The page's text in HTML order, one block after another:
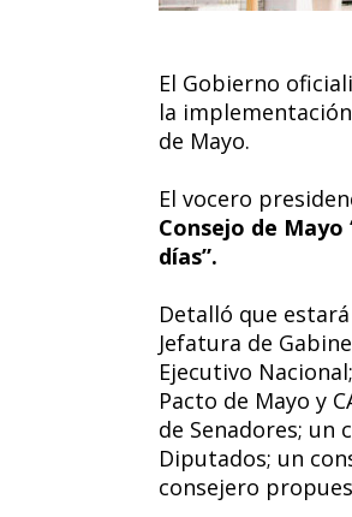
El Gobierno
la
de Mayo.
El vocero
Consejo de
días”.
Detalló que
Jefatura de
Ejecutivo
Pacto de Mayo y
de Senadores; un
Diputados; un
consejero